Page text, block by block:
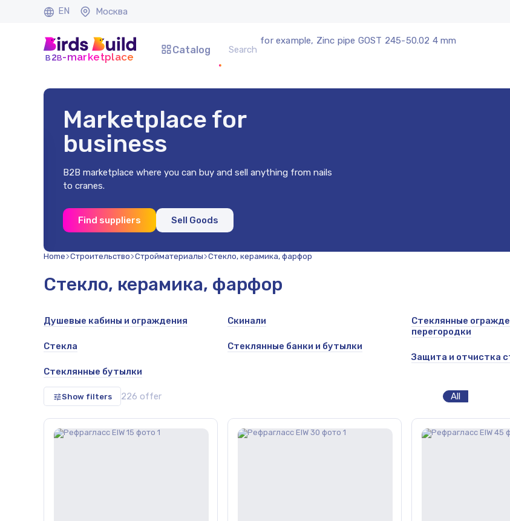
EN Москва
b2b-marketplace
Catalog
for example, Zinc pipe GOST 245-50.02 4 mm
Marketplace for
business
B2B marketplace where you can buy and sell anything from nails
to cranes.
Find suppliers Sell Goods
Home Строительство Стройматериалы Стекло, керамика, фарфор
Стекло, керамика, фарфор
Душевые кабины и ограждения
Стекла
Стеклянные бутылки
Скинали
Стеклянные банки и бутылки
Стеклянные
перегородки
Защита и отчистка
Show filters 226 offer All